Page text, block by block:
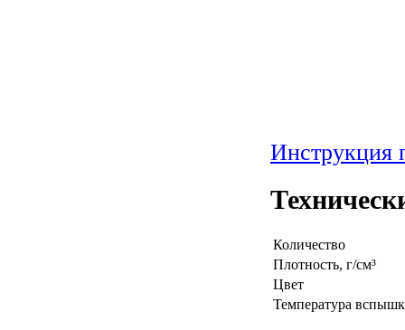
Инструкция
Количество
Плотность, г/см³
Цвет
Температура